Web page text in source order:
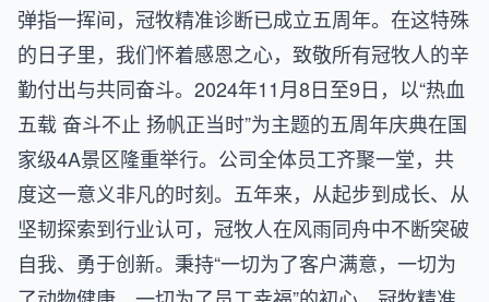
弹指一挥间，冠牧精准诊断已成立五周年。在这特殊
的日子里，我们怀着感恩之心，致敬所有冠牧人的辛
勤付出与共同奋斗。2024年11月8日至9日，以“热血
五载 奋斗不止 扬帆正当时”为主题的五周年庆典在国
家级4A景区隆重举行。公司全体员工齐聚一堂，共
度这一意义非凡的时刻。五年来，从起步到成长、从
坚韧探索到行业认可，冠牧人在风雨同舟中不断突破
自我、勇于创新。秉持“一切为了客户满意，一切为